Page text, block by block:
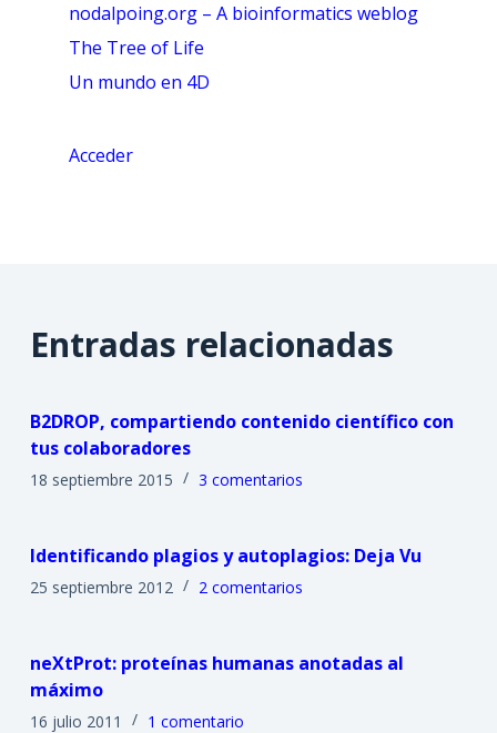
nodalpoing.org – A bioinformatics weblog
The Tree of Life
Un mundo en 4D
Acceder
Entradas relacionadas
B2DROP, compartiendo contenido científico con
tus colaboradores
18 septiembre 2015 3 comentarios
Identificando plagios y autoplagios: Deja Vu
25 septiembre 2012 2 comentarios
neXtProt: proteínas humanas anotadas al
máximo
16 julio 2011 1 comentario